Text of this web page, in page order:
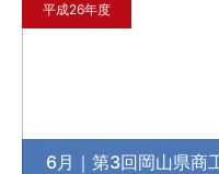
平成26年度
6月｜第3回岡山県商